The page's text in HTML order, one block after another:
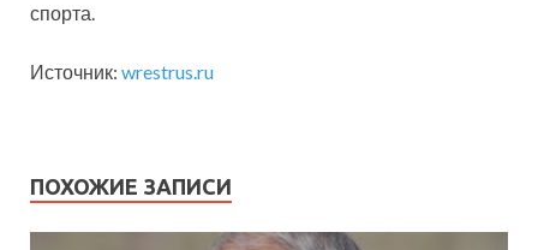
спорта.
Источник: wrestrus.ru
ПОХОЖИЕ ЗАПИСИ